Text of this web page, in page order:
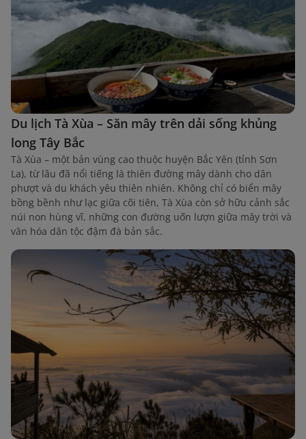
Du lịch Tà Xùa – Săn mây trên dải sống khủng
long Tây Bắc
Tà Xùa – một bản vùng cao thuộc huyện Bắc Yên (tỉnh Sơn
La), từ lâu đã nổi tiếng là thiên đường mây dành cho dân
phượt và du khách yêu thiên nhiên. Không chỉ có biển mây
bồng bềnh như lạc giữa cõi tiên, Tà Xùa còn sở hữu cảnh sắc
núi non hùng vĩ, những con đường uốn lượn giữa mây trời và
văn hóa dân tộc đậm đà bản sắc.